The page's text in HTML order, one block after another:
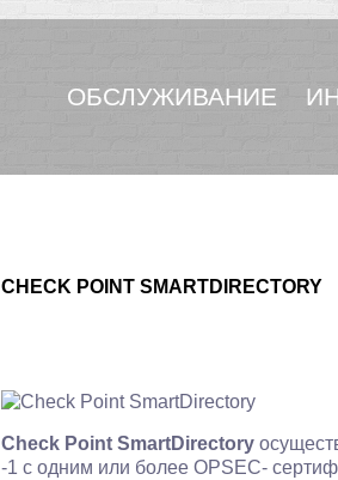
ОБСЛУЖИВАНИЕ
CHECK POINT SMARTDIRECTORY
Check Point SmartDirectory
-1 с одним или более OPSEC-